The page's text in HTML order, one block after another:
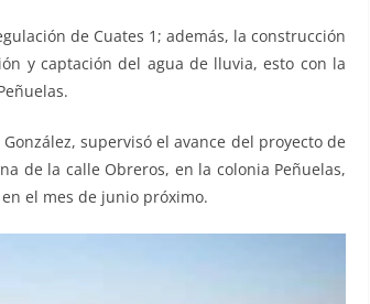
de Cuates 1; además, la construcción
y captación del agua de lluvia, esto con la
supervisó el avance del proyecto de
de la calle Obreros, en la colonia Peñuelas,
el mes de junio próximo.